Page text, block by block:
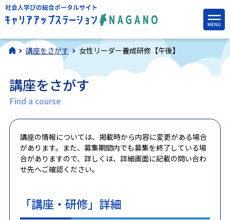
講座をさがす 女性リーダー養成研修【午後】
講座をさがす
Find a course
講座の情報については、掲載時から内容に変更がある場合
があります。また、募集期間内でも募集を終了している場
合がありますので、詳しくは、詳細画面に記載の問い合わ
せ先へご確認ください。
「講座・研修」詳細